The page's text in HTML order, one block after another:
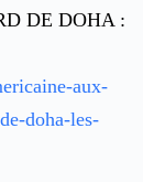
DE DOHA :
aux-
doha-les-